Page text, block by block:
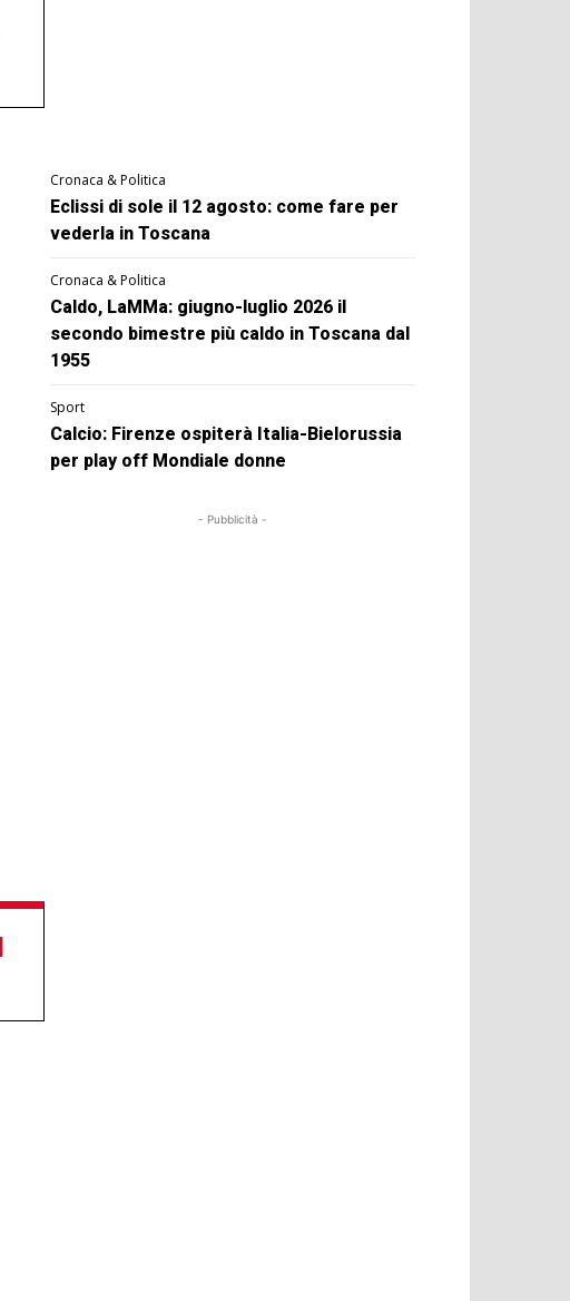
Cronaca & Politica
Eclissi di sole il 12 agosto: come fare per
vederla in Toscana
Cronaca & Politica
Caldo, LaMMa: giugno-luglio 2026 il
secondo bimestre più caldo in Toscana dal
1955
Sport
Calcio: Firenze ospiterà Italia-Bielorussia
per play off Mondiale donne
- Pubblicità -